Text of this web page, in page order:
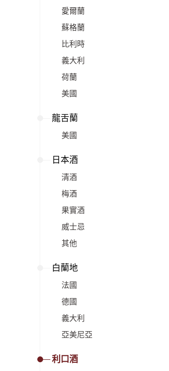
愛爾蘭
蘇格蘭
比利時
義大利
荷蘭
美國
龍舌蘭
美國
日本酒
清酒
梅酒
果實酒
威士忌
其他
白蘭地
法國
德國
義大利
亞美尼亞
利口酒